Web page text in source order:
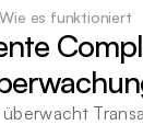
Wie es funktioniert